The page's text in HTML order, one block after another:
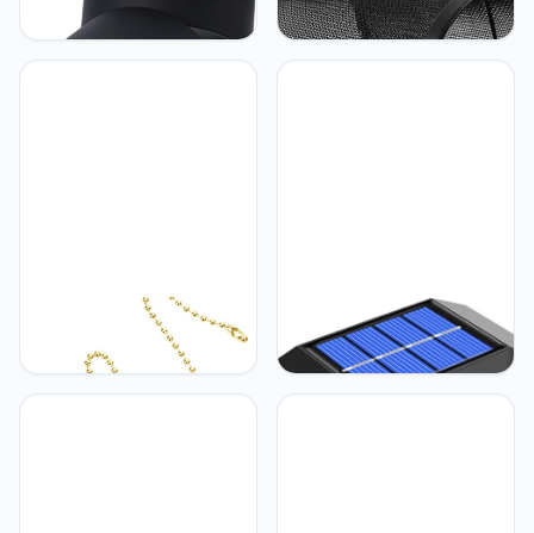
inbouwplafondlamp Van
Aluminium 10w Dimbaar
Plafondmontage 360°
Vintage Drum Lampenkap
Vervangende
Tafellampenkappen
UKCOCO UKCOCO
Verlichting Hanger
Elektrische
Kettingschakelaar
UKCOCO UKCOCO 1Pc
Solar Garden Light
Outdoor Led-
Zonneverlichting LED